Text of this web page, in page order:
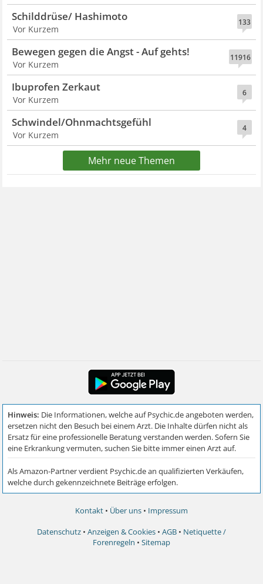
133
Schilddrüse/ Hashimoto
Vor Kurzem
11916
Bewegen gegen die Angst - Auf gehts!
Vor Kurzem
6
Ibuprofen Zerkaut
Vor Kurzem
4
Schwindel/Ohnmachtsgefühl
Vor Kurzem
Mehr neue Themen
Kontakt • Über uns • Impressum
Datenschutz • Anzeigen & Cookies • AGB • Netiquette /
Forenregeln • Sitemap